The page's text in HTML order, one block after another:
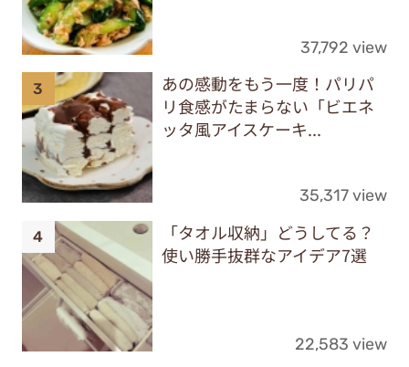
37,792 view
あの感動をもう一度！パリパ
リ食感がたまらない「ビエネ
ッタ風アイスケーキ...
35,317 view
「タオル収納」どうしてる？
使い勝手抜群なアイデア7選
22,583 view